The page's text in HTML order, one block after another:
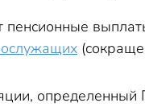
определенный